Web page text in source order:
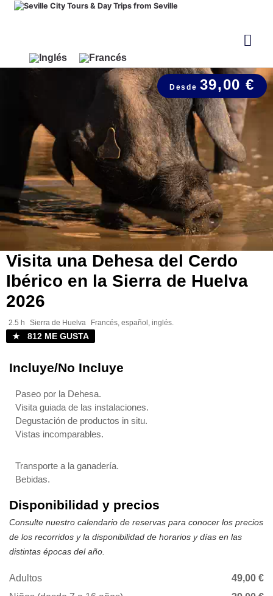
39,00 €
Visita una Dehesa del Cerdo
Ibérico en la Sierra de Huelva
2026
2.5 h Sierra de Huelva Francés, español, inglés.
★ 812 ME GUSTA
Incluye/No Incluye
Paseo por la Dehesa.
Visita guiada de las instalaciones.
Degustación de productos in situ.
Vistas incomparables.
Transporte a la ganadería.
Bebidas.
Disponibilidad y precios
Consulte nuestro calendario de reservas para conocer los precios
de los recorridos y la disponibilidad de horarios y días en las
distintas épocas del año.
Adultos
49,00 €